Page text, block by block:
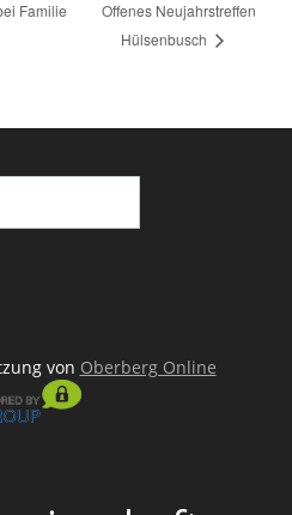
Familie
Offenes Neujahrstreffen
Hülsenbusch
von Oberberg Online